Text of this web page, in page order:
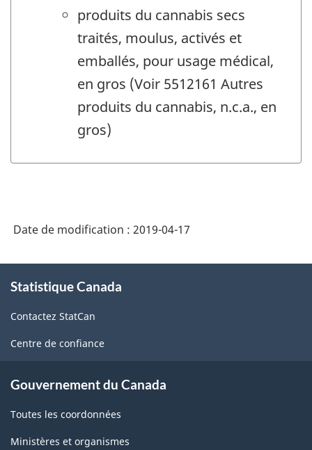
produits du cannabis secs
traités, moulus, activés et
emballés, pour usage médical,
en gros (Voir 5512161 Autres
produits du cannabis, n.c.a., en
gros)
Date de modification : 2019-04-17
propos
ce
site
Statistique Canada
Contactez StatCan
Centre de confiance
Gouvernement du Canada
Toutes les coordonnées
Ministères et organismes